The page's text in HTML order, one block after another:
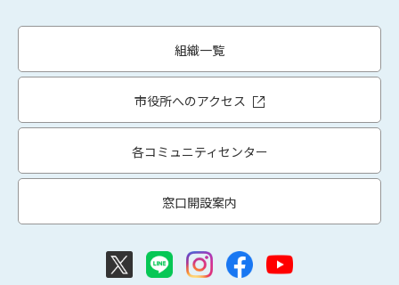
組織一覧
市役所へのアクセス
各コミュニティセンター
窓口開設案内